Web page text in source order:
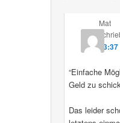
Mat
23:37
“Einfache
Geld zu
Das leider